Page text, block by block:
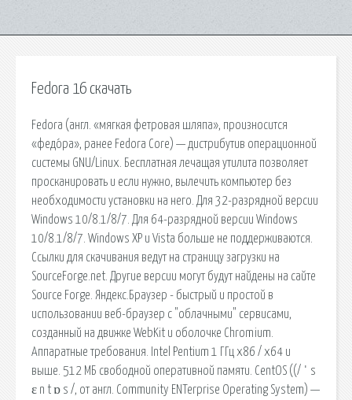
Fedora 16 скачать
Fedora (англ. «мягкая фетровая шляпа», произносится
«федо́ра», ранее Fedora Core) — дистрибутив операционной
системы GNU/Linux. Бесплатная лечащая утилита позволяет
просканировать и если нужно, вылечить компьютер без
необходимости установки на него. Для 32-разрядной версии
Windows 10/8.1/8/7. Для 64-разрядной версии Windows
10/8.1/8/7. Windows XP и Vista больше не поддерживаются.
Ссылки для скачивания ведут на страницу загрузки на
SourceForge.net. Другие версии могут будут найдены на сайте
Source Forge. Яндекс.Браузер - быстрый и простой в
использовании веб-браузер с "облачными" сервисами,
созданный на движке WebKit и оболочке Chromium.
Аппаратные требования. Intel Pentium 1 ГГц x86 / x64 и
выше. 512 МБ свободной оперативной памяти. CentOS ((/ ˈ s
ɛ n t ɒ s /, от англ. Community ENTerprise Operating System) —